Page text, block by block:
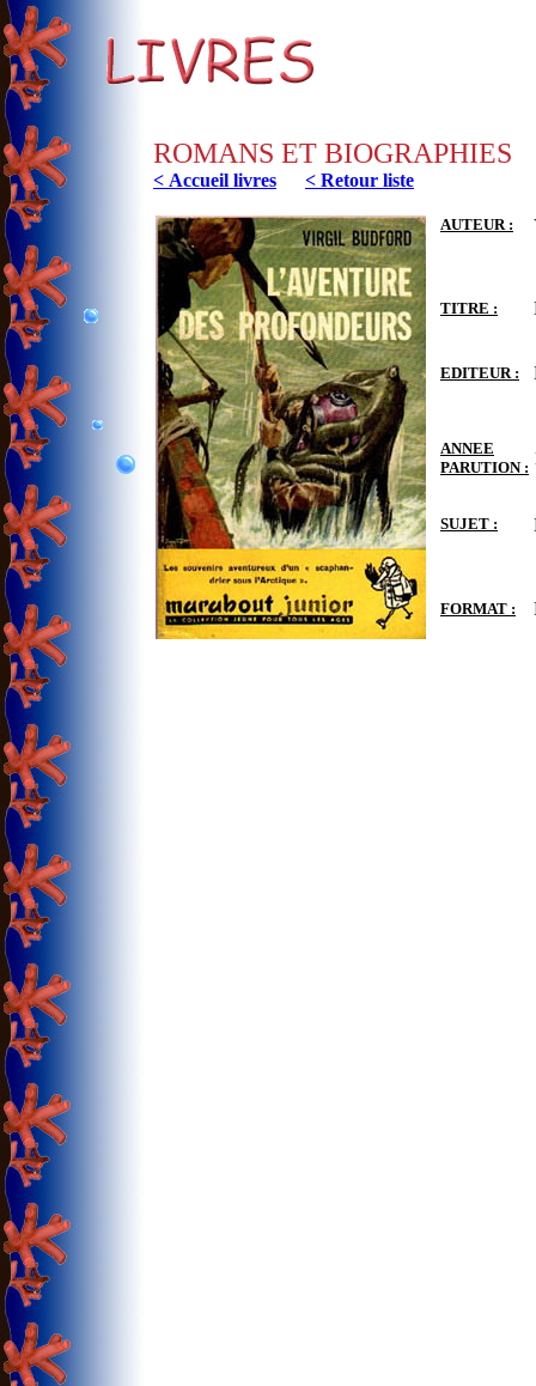
ROMANS ET BIOGRAPHIES
< Accueil livres < Retour liste
AUTEUR :
TITRE :
EDITEUR :
ANNEE
PARUTION :
SUJET :
FORMAT :